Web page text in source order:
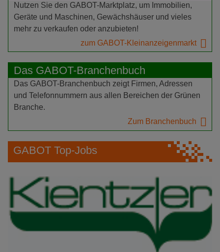
Nutzen Sie den GABOT-Marktplatz, um Immobilien,
Geräte und Maschinen, Gewächshäuser und vieles
mehr zu verkaufen oder anzubieten!
zum GABOT-Kleinanzeigenmarkt
Das GABOT-Branchenbuch
Das GABOT-Branchenbuch zeigt Firmen, Adressen
und Telefonnummern aus allen Bereichen der Grünen
Branche.
Zum Branchenbuch
GABOT Top-Jobs